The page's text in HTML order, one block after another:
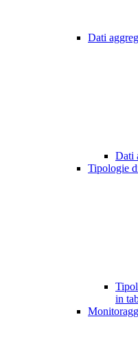
Dati
Dati
Tipologie
in